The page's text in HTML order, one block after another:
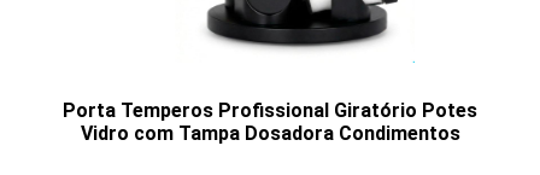
Porta Temperos Profissional Giratório Potes
Vidro com Tampa Dosadora Condimentos